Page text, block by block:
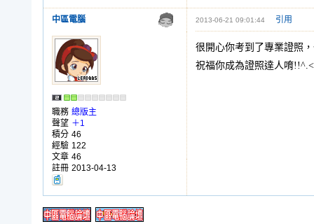
中區電腦 2013-06-21 09:01:44 引用
職務 總版主
聲望 ＋1
積分 46
經驗 122
文章 46
註冊 2013-04-13
很開心你考到了專業證照
祝福你成為證照達人唷